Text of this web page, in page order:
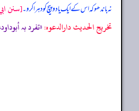
نہ باندھو کہ اس کے ایک یا دو پیچ کو دہرا کرو۔[سنن
تخریج الحدیث دارالدعوہ:«‏‏‏‏تفرد بہ أبوداود، (تحفة الأشراف: 18223)،